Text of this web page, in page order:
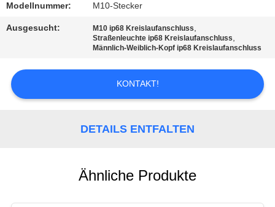
Modellnummer: M10-Stecker
Ausgesucht: M10 ip68 Kreislaufanschluss,
Straßenleuchte ip68 Kreislaufanschluss,
Männlich-Weiblich-Kopf ip68 Kreislaufanschluss
KONTAKT!
DETAILS ENTFALTEN
Ähnliche Produkte